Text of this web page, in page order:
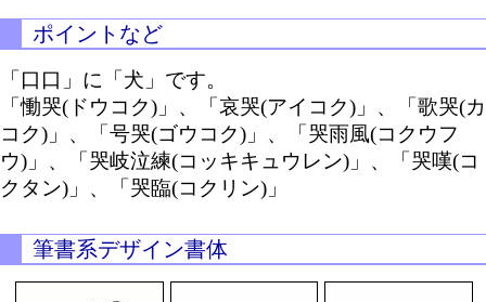
ポイントなど
「口口」に「犬」です。
「慟哭(ドウコク)」、「哀哭(アイコク)」、「歌哭(カ
コク)」、「号哭(ゴウコク)」、「哭雨風(コクウフ
ウ)」、「哭岐泣練(コッキキュウレン)」、「哭嘆(コ
クタン)」、「哭臨(コクリン)」
筆書系デザイン書体